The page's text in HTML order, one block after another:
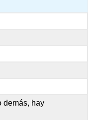
demás, hay